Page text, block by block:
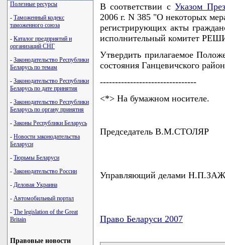
Полезные ресурсы
- Таможенный кодекс
таможенного союза
- Каталог предприятий и
организаций СНГ
- Законодательство Республики
Беларусь по темам
- Законодательство Республики
Беларусь по дате принятия
- Законодательство Республики
Беларусь по органу принятия
- Законы Республики Беларусь
- Новости законодательства
Беларуси
- Тюрьмы Беларуси
- Законодательство России
- Деловая Украина
- Автомобильный портал
- The legislation of the Great
Britain
Правовые новости
В соответствии сУказом
2006 г. N 385 "О некоторых
регистрирующих акты
исполнительный комитет
Утвердить прилагаемое
состояния Ганцевичского
--------------------------------
<*> На бумажном носителе.
Председатель В.М.СТОЛЯР
Управляющий делами
Право Беларуси 2007